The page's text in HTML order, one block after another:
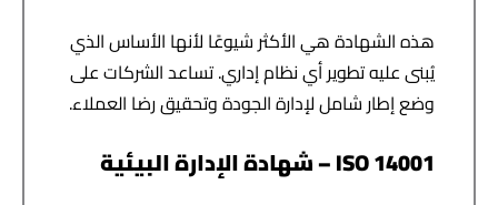
هذه الشهادة هي الأكثر شيوعًا لأنها الأساس الذي
يُبنى عليه تطوير أي نظام إداري. تساعد الشركات على
وضع إطار شامل لإدارة الجودة وتحقيق رضا العملاء.
ISO 14001 – شهادة الإدارة البيئية